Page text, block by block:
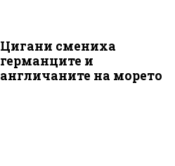
Цигани смениха
германците и
англичаните на морето